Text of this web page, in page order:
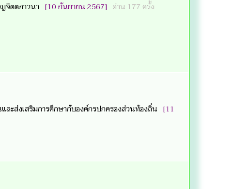
จิตตภาวนา [10 กันยายน 2567] อ่าน 177 ครั้ง
ะส่งเสริมการศึกษากับองค์กรปกครองส่วนท้องถิ่น [11